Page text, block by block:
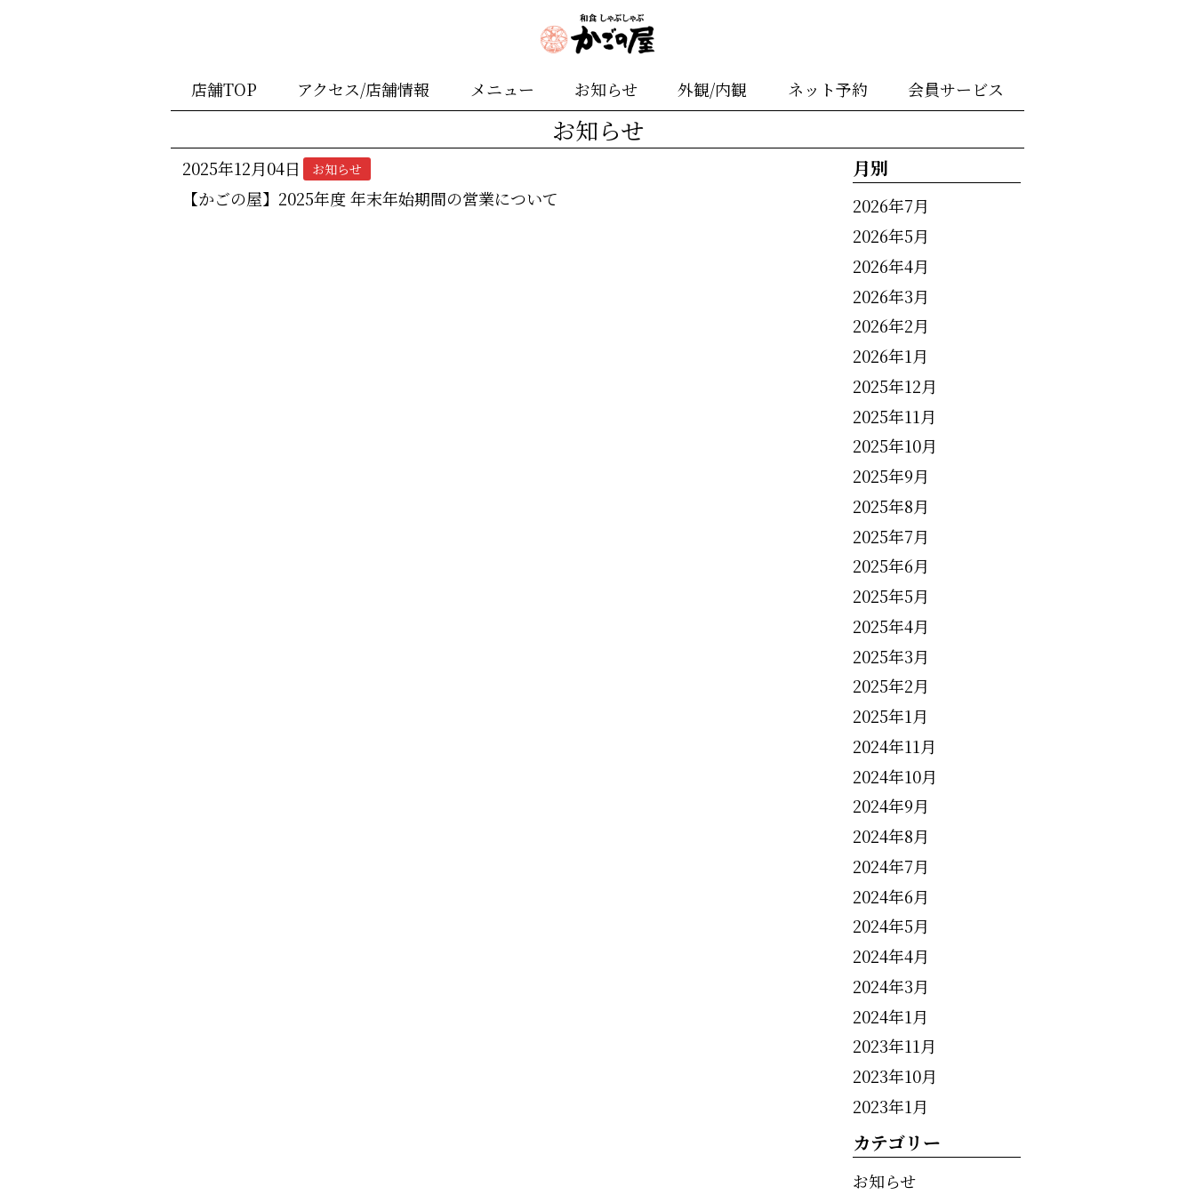
店舗TOP アクセス/店舗情報 メニュー お知らせ 外観/内観 ネット予約 会員サービス
お知らせ
2025年12月04日 お知らせ
【かごの屋】2025年度 年末年始期間の営業について
月別
2026年7月
2026年5月
2026年4月
2026年3月
2026年2月
2026年1月
2025年12月
2025年11月
2025年10月
2025年9月
2025年8月
2025年7月
2025年6月
2025年5月
2025年4月
2025年3月
2025年2月
2025年1月
2024年11月
2024年10月
2024年9月
2024年8月
2024年7月
2024年6月
2024年5月
2024年4月
2024年3月
2024年1月
2023年11月
2023年10月
2023年1月
カテゴリー
お知らせ